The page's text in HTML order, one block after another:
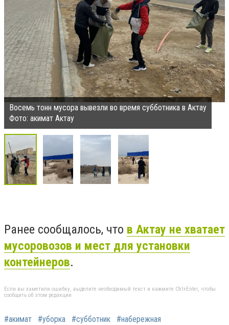
Восемь тонн мусора вывезли во время субботника в Актау
Фото: акимат Актау
Ранее сообщалось, что в Актау не хватает
мусоровозов и мест для установки
контейнеров.
Если вы заметили ошибку, выделите необходимый текст и нажмите Ctrl+Enter, чтобы
сообщить об этом редакции
#акимат #уборка #субботник #набережная